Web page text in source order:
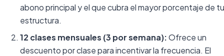
abono principal y el que cubra el mayor porcentaje de tu
estructura.
12 clases mensuales (3 por semana):Ofrece un
descuento por clase para incentivar la frecuencia. El